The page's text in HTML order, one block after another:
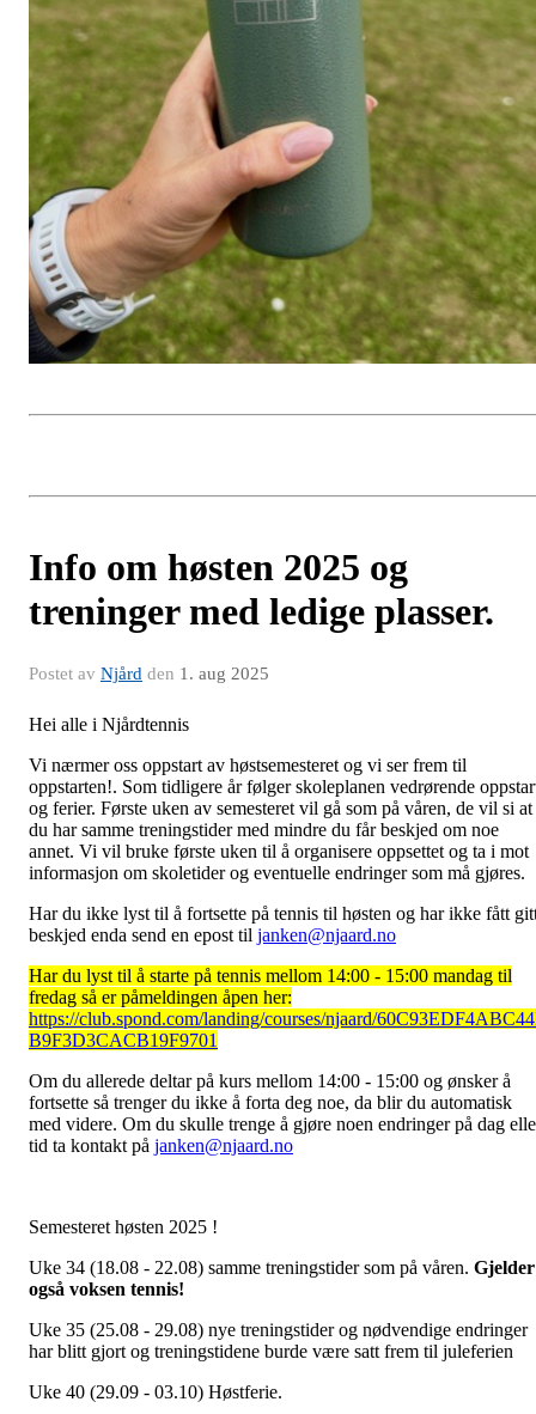
Info om høsten 2025 og
treninger med ledige plasser.
Postet av Njård den 1. aug 2025
Hei alle i Njårdtennis
Vi nærmer oss oppstart av høstsemesteret og vi ser frem til
oppstarten!. Som tidligere år følger skoleplanen vedrørende
og ferier. Første uken av semesteret vil gå som på våren, de vil si at
du har samme treningstider med mindre du får beskjed om noe
annet. Vi vil bruke første uken til å organisere oppsettet og ta i mot
informasjon om skoletider og eventuelle endringer som må gjøres.
Har du ikke lyst til å fortsette på tennis til høsten og har ikke fått
beskjed enda send en epost til janken@njaard.no
Har du lyst til å starte på tennis mellom 14:00 - 15:00 mandag til
fredag så er påmeldingen åpen her:
https://club.spond.com/landing/courses/njaard/
B9F3D3CACB19F9701
Om du allerede deltar på kurs mellom 14:00 - 15:00 og ønsker å
fortsette så trenger du ikke å forta deg noe, da blir du automatisk
med videre. Om du skulle trenge å gjøre noen endringer på dag
tid ta kontakt på janken@njaard.no
Semesteret høsten 2025 !
Uke 34 (18.08 - 22.08) samme treningstider som på våren. Gjelder
også voksen tennis!
Uke 35 (25.08 - 29.08) nye treningstider og nødvendige endringer
har blitt gjort og treningstidene burde være satt frem til juleferien
Uke 40 (29.09 - 03.10) Høstferie.